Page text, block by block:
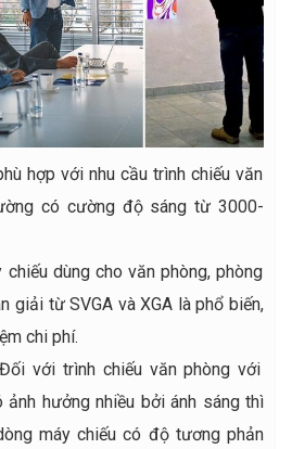
hợp với nhu cầu trình chiếu văn
có cường độ sáng từ 3000-
chiếu dùng cho văn phòng, phòng
giải từ SVGA và XGA là phổ biến,
chi phí.
Đối với trình chiếu văn phòng với
ảnh hưởng nhiều bởi ánh sáng thì
máy chiếu có độ tương phản